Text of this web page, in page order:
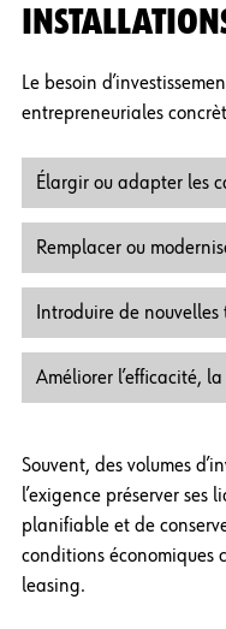
Le besoin
entrepreneuriales
Élargir ou adapter les
Remplacer ou
Introduire de
Améliorer l’efficacité,
Souvent, des volumes
l’exigence préserver ses
planifiable et de
conditions
leasing.